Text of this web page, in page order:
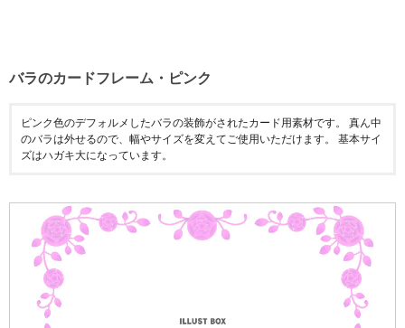
バラのカードフレーム・ピンク
ピンク色のデフォルメしたバラの装飾がされたカード用素材です。 真ん中
のバラは外せるので、幅やサイズを変えてご使用いただけます。 基本サイ
ズはハガキ大になっています。